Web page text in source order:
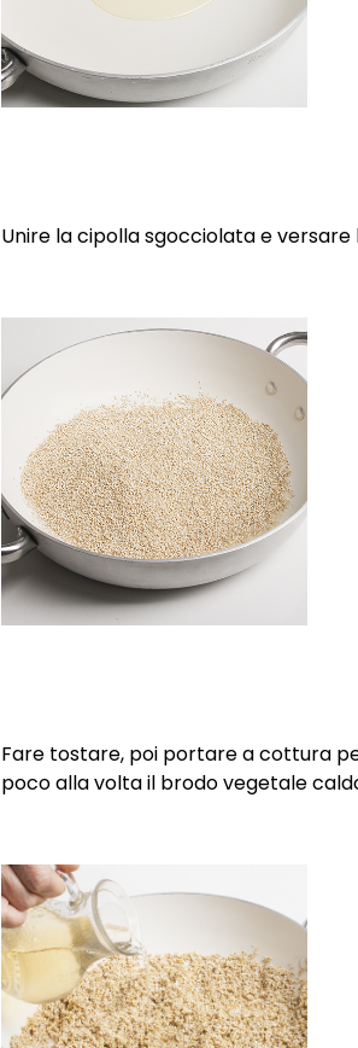
Unire la cipolla sgocciolata e versare
Fare tostare, poi portare a cottura
poco alla volta il brodo vegetale